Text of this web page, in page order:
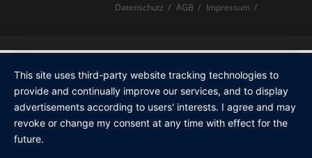
Datenschutz
AGB Impressum
This site uses third-party website tracking technologies to
provide and continually improve our services, and to display
advertisements according to users' interests. I agree and may
revoke or change my consent at any time with effect for the
future.